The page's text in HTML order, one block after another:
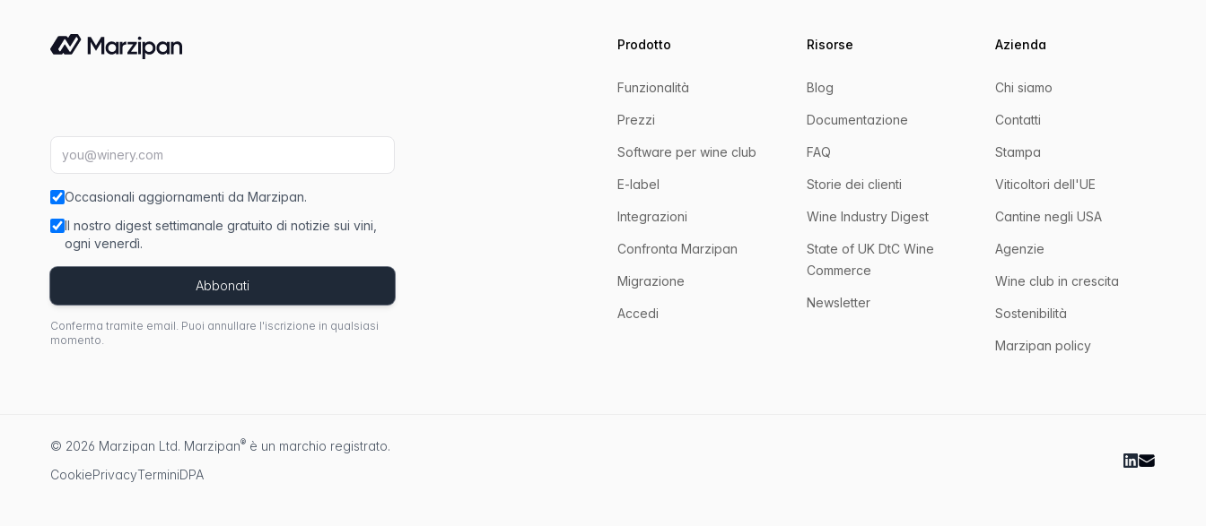
Indirizzo email
Occasionali aggiornamenti da Marzipan.
Il nostro digest settimanale gratuito di notizie sui vini,
ogni venerdì.
Abbonati
Conferma tramite email. Puoi annullare l'iscrizione in qualsiasi
momento.
Prodotto
Funzionalità
Prezzi
Software per wine club
E-label
Integrazioni
Confronta Marzipan
Migrazione
Accedi
Risorse
Blog
Documentazione
FAQ
Storie dei clienti
Wine Industry Digest
State of UK DtC Wine
Commerce
Newsletter
Azienda
Chi siamo
Contatti
Stampa
Viticoltori dell'UE
Cantine negli USA
Agenzie
Wine club in crescita
Sostenibilità
Marzipan policy
© 2026 Marzipan Ltd. Marzipan® è un marchio registrato.
CookiePrivacyTerminiDPA